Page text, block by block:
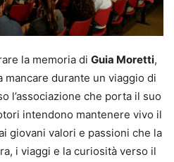
la memoria di Guia Moretti,
mancare durante un viaggio di
l’associazione che porta il suo
intendono mantenere vivo il
giovani valori e passioni che la
i viaggi e la curiosità verso il